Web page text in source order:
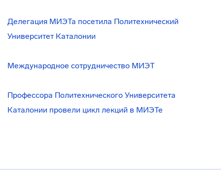
Делегация МИЭТа посетила Политехнический
Университет Каталонии
Международное сотрудничество МИЭТ
Профессора Политехнического Университета
Каталонии провели цикл лекций в МИЭТе